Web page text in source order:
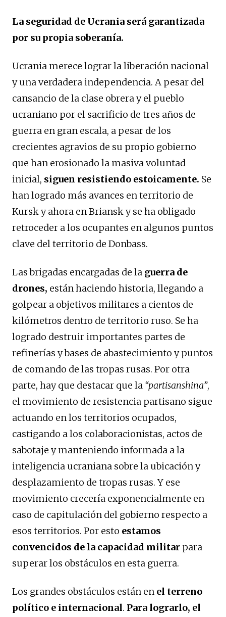
La seguridad de Ucrania será garantizada
por su propia soberanía.
Ucrania merece lograr la liberación nacional
y una verdadera independencia. A pesar del
cansancio de la clase obrera y el pueblo
ucraniano por el sacrificio de tres años de
guerra en gran escala, a pesar de los
crecientes agravios de su propio gobierno
que han erosionado la masiva voluntad
inicial, siguen resistiendo estoicamente. Se
han logrado más avances en territorio de
Kursk y ahora en Briansk y se ha obligado
retroceder a los ocupantes en algunos puntos
clave del territorio de Donbass.
Las brigadas encargadas de la guerra de
drones, están haciendo historia, llegando a
golpear a objetivos militares a cientos de
kilómetros dentro de territorio ruso. Se ha
logrado destruir importantes partes de
refinerías y bases de abastecimiento y puntos
de comando de las tropas rusas. Por otra
parte, hay que destacar que la “partisanshina”,
el movimiento de resistencia partisano sigue
actuando en los territorios ocupados,
castigando a los colaboracionistas, actos de
sabotaje y manteniendo informada a la
inteligencia ucraniana sobre la ubicación y
desplazamiento de tropas rusas. Y ese
movimiento crecería exponencialmente en
caso de capitulación del gobierno respecto a
esos territorios. Por esto estamos
convencidos de la capacidad militar para
superar los obstáculos en esta guerra.
Los grandes obstáculos están en el terreno
político e internacional. Para lograrlo, el